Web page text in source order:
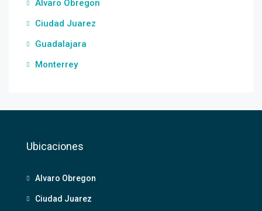
Alvaro Obregon
Ciudad Juarez
Guadalajara
Monterrey
Ubicaciones
Alvaro Obregon
Ciudad Juarez